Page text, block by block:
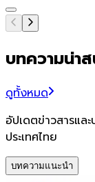
บทความน่าส
ดูทั้งหมด
อัปเดตข่าวสารแล
ประเทศไทย
บทความแนะนำ